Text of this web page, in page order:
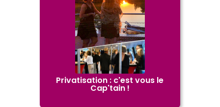
Privatisation : c'est vous le
Cap'tain !
En savoir +